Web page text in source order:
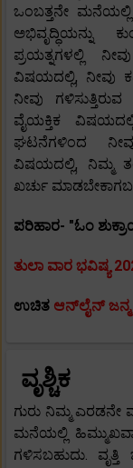
ಒಂಬತ್ತನೇ ಮನೆಯಲ್ಲಿ
ಅಭಿವೃದ್ಧಿಯನ್ನು
ಪ್ರಯತ್ನಗಳಲ್ಲಿ
ವಿಷಯದಲ್ಲಿ, ನೀವು
ನೀವು
ವೈಯಕ್ತಿಕ
ಘಟನೆಗಳಿಂದ
ವಿಷಯದಲ್ಲಿ, ನಿಮ್ಮ
ಖರ್ಚು
ಪರಿಹಾರ- "ಓಂ
ತುಲಾ ವಾರ ಭವಿಷ್ಯ
ಉಚಿತ ಆನ್‌ಲೈನ್ ಜನ್ಮ
ವೃಶ್ಚಿಕ
ಗುರು ನಿಮ್ಮ
ಮನೆಯಲ್ಲಿ ಹಿಮ್ಮುಖವಾಗಿ
ಗಳಿಸಬಹುದು.